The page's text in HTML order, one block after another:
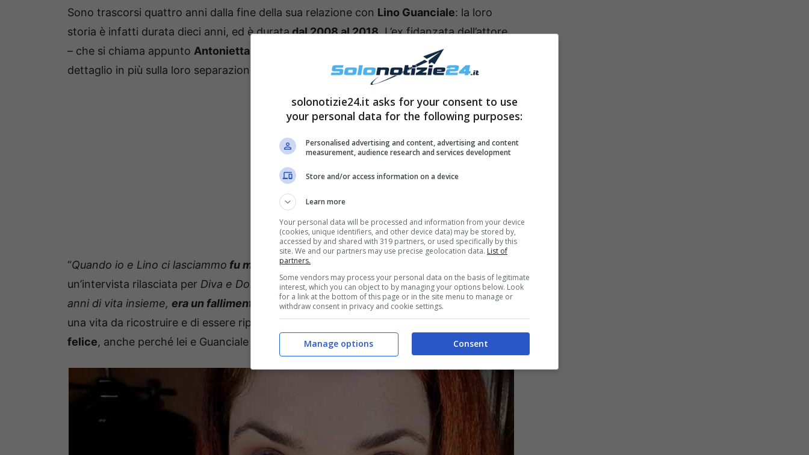
Sono trascorsi quattro anni dalla fine della sua relazione con Lino Guanciale: la loro
storia è infatti durata dieci anni, ed è duratadal 2008 al 2018. L’ex fidanzata dell’attore
– che si chiama appunto Antonietta Bello
– ha confessato recentemente qualche
dettaglio in più sulla loro separazione.
“Quando io e Lino ci lasciammo fu molto doloroso
un’intervista rilasciata per Diva e Donna
dopo tutto l’amore che c’era stato, dopo 10
anni di vita insieme, era un fallimento con cui fare i conti“. Ha poi svelato di aver avuto
una vita da ricostruire e di essere ripartita da zero: la stessa si è dettanuovamente
felice, anche perché lei e Guanciale sono rimasti amici.
solonotizie24.it asks for your consent to use
your personal data for the following purposes:
Personalised advertising and content, advertising and content
measurement, audience research and services development
Store and/or access information on a device
Learn more
Your personal data will be processed and information from your device
(cookies, unique identifiers, and other device data) may be stored by,
accessed by and shared with 319 partners, or used specifically by this
site. We and our partners may use precise geolocation data. List of
partners.
Some vendors may process your personal data on the basis of legitimate
interest, which you can object to by managing your options below. Look
for a link at the bottom of this page or in the site menu to manage or
withdraw consent in privacy and cookie settings.
Consent
Manage options